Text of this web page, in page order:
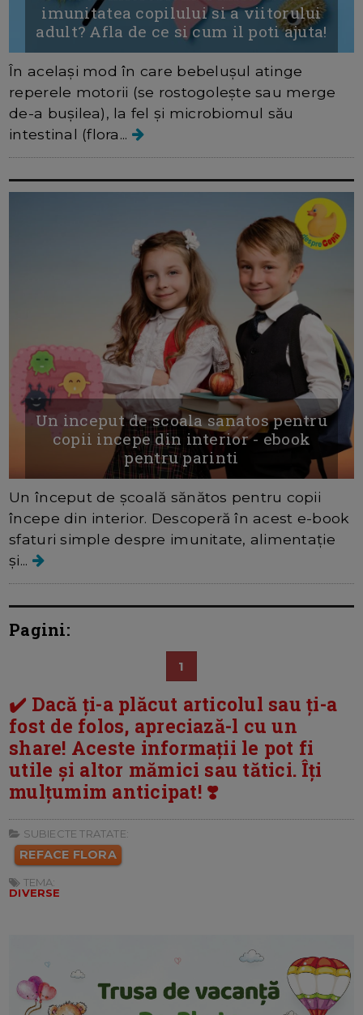
imunitatea copilului si a viitorului
adult? Afla de ce si cum il poti ajuta!
În același mod în care bebelușul atinge
reperele motorii (se rostogolește sau merge
de-a bușilea), la fel și microbiomul său
intestinal (flora...
Un inceput de scoala sanatos pentru
copii incepe din interior - ebook
pentru parinti
Un început de școală sănătos pentru copii
începe din interior. Descoperă în acest e-book
sfaturi simple despre imunitate, alimentație
și...
Pagini:
1
✔️ Dacă ți-a plăcut articolul sau ți-a
fost de folos, apreciază-l cu un
share! Aceste informații le pot fi
utile și altor mămici sau tătici. Îți
mulțumim anticipat! ❣️
SUBIECTE TRATATE:
REFACE FLORA
TEMA:
DIVERSE